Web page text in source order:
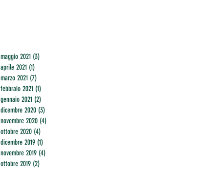
maggio 2021 (3)
aprile 2021 (1)
marzo 2021 (7)
febbraio 2021 (1)
gennaio 2021 (2)
dicembre 2020 (3)
novembre 2020 (4)
ottobre 2020 (4)
dicembre 2019 (1)
novembre 2019 (4)
ottobre 2019 (2)